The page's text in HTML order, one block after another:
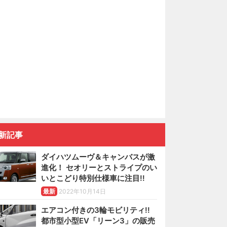
記事
ダイハツムーヴ＆キャンバスが激
進化！ セオリーとストライプのい
いとこどり特別仕様車に注目!!
最新 2022年10月14日
エアコン付きの3輪モビリティ!!
都市型小型EV「リーン3」の販売